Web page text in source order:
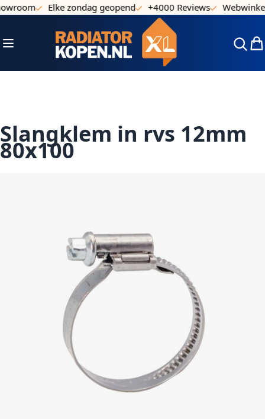
Ga naar de inhoud
Elke zondag geopend +4000 Reviews Webwinkel
Toggle Nav
Slangklem in rvs 12mm
80x100